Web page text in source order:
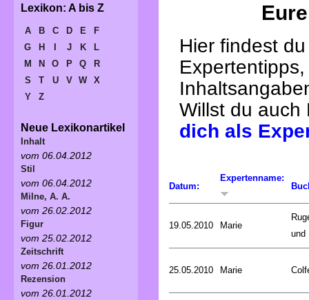
Hier findest
Willst du
dich als
Datum:
Expertenname:
19.05.2010 Marie
und
25.05.2010 Marie
Lexikon: A bis Z
A B C D E
F
G
H J K
L
M
N O P Q
R
S
T U V W
X
Y
Z
Neue Lexikonartikel
Inhalt
vom 06.04.2012
Stil
vom 06.04.2012
Milne, A. A.
vom 26.02.2012
Figur
vom 25.02.2012
Zeitschrift
vom 26.01.2012
Rezension
vom 26.01.2012